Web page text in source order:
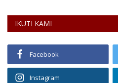
IKUTI KAMI
Facebook
Instagram